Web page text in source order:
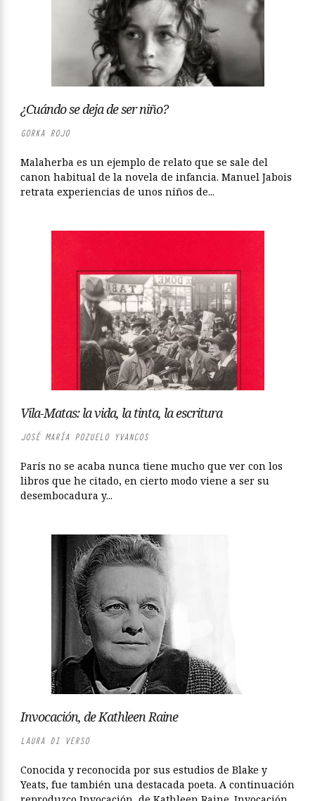
¿Cuándo se deja de ser niño?
GORKA ROJO
Malaherba es un ejemplo de relato que se sale del
canon habitual de la novela de infancia. Manuel Jabois
retrata experiencias de unos niños de...
Vila-Matas: la vida, la tinta, la escritura
JOSÉ MARÍA POZUELO YVANCOS
París no se acaba nunca tiene mucho que ver con los
libros que he citado, en cierto modo viene a ser su
desembocadura y...
Invocación, de Kathleen Raine
LAURA DI VERSO
Conocida y reconocida por sus estudios de Blake y
Yeats, fue también una destacada poeta. A continuación